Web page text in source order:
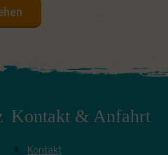
Kontakt & Anfahrt
Kontakt